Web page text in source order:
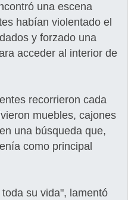
una escena
habían violentado el
y forzado una
acceder al interior de
recorrieron cada
muebles, cajones
una búsqueda que,
como principal
su vida", lamentó